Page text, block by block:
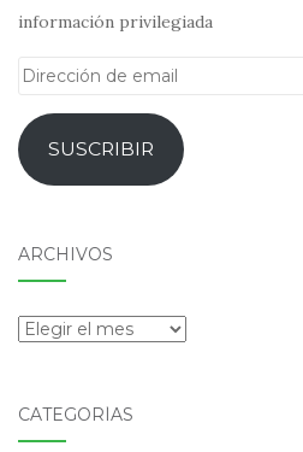
información privilegiada
Dirección
emailSUSCRIBIR
ARCHIVOS
Archivos
CATEGORÍAS